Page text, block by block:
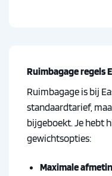
Ruimbagage regels
Ruimbagage is bij
standaardtarief,
bijgeboekt. Je hebt
gewichtsopties:
Maximale